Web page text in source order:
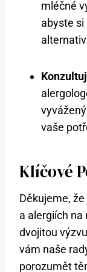
mléčné
abyste
vaše
Klíčové
Děkujeme,
a alergiích
dvojitou
vám naše
porozumět